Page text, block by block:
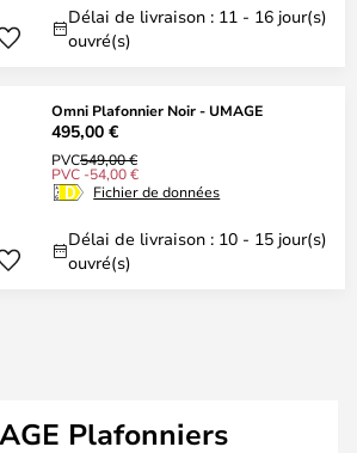
Délai de livraison : 11 - 16 jour(s)
ouvré(s)
Omni Plafonnier Noir - UMAGE
495,00 €
PVC549,00 €
PVC -54,00 €
Fichier de données
Délai de livraison : 10 - 15 jour(s)
ouvré(s)
Plafonniers